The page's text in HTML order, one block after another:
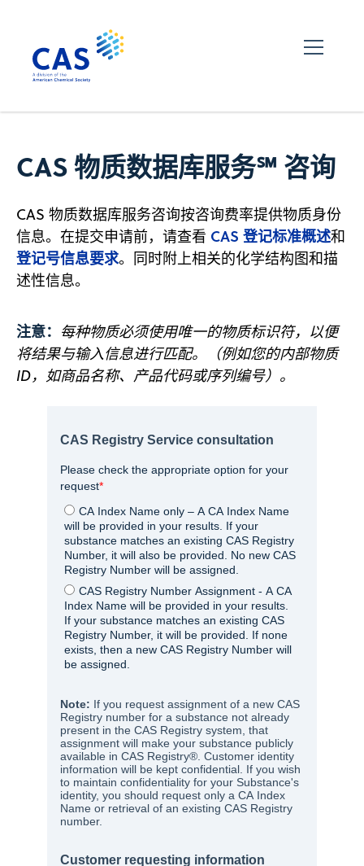
CAS 物质数据库服务℠ 咨询
CAS 物质数据库服务咨询按咨询费率提供物质身份
信息。在提交申请前，请查看 CAS 登记标准概述和
登记号信息要求。同时附上相关的化学结构图和描
述性信息。
注意： 每种物质必须使用唯一的物质标识符，以便
将结果与输入信息进行匹配。（例如您的内部物质
ID，如商品名称、产品代码或序列编号）。